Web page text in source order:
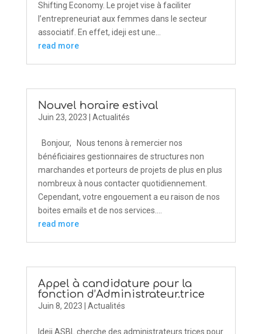
Shifting Economy. Le projet vise à faciliter
l’entrepreneuriat aux femmes dans le secteur
associatif. En effet, ideji est une...
read more
Nouvel horaire estival
Juin 23, 2023 Actualités
Bonjour, Nous tenons à remercier nos
bénéficiaires gestionnaires de structures non
marchandes et porteurs de projets de plus en plus
nombreux à nous contacter quotidiennement.
Cependant, votre engouement a eu raison de nos
boites emails et de nos services....
read more
Appel à candidature pour la
fonction d’Administrateur.trice
Juin 8, 2023 Actualités
Ideji ASBL cherche des administrateurs.trices pour